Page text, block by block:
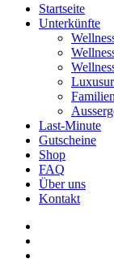
Startseite
Unterkünfte
Last-Minute
Gutscheine
Shop
FAQ
Über uns
Kontakt